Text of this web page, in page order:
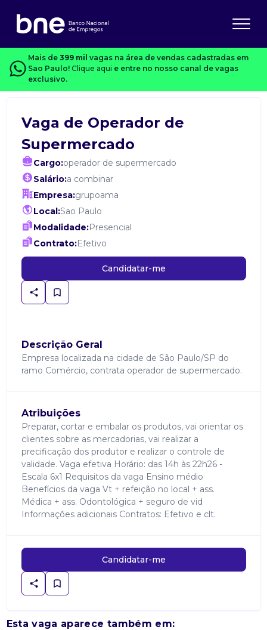
Mais de 399 mil vagas na área de vendas cadastradas em
Sao Paulo! Clique aqui e entre no nosso canal de vagas
exclusivo.
Vaga de Operador de
Supermercado
Cargo:operador de supermercado
Salário:a combinar
Empresa:grupoama
Local:Sao Paulo
Modalidade:Presencial
Contrato:Efetivo
Candidatar-me
Descrição Geral
Empresa localizada na cidade de São Paulo/SP do
ramo Comércio, contrata operador de supermercado.
Atribuições
Preparar, cortar e embalar os produtos, vai orientar os
clientes sobre as mercadorias, vai realizar a
precificação dos produtor e realizar o controle de
validade. Vaga efetiva Horário: das 14h às 22h26 -
Escala 6x1 Requisitos da vaga Ensino médio
Benefícios da vaga Vt + refeição no local + ass.
Médica + ass. Odontológica + seguro de vid
Informações adicionais Contratos: Efetivo e clt.
Candidatar-me
Esta vaga aparece também em: